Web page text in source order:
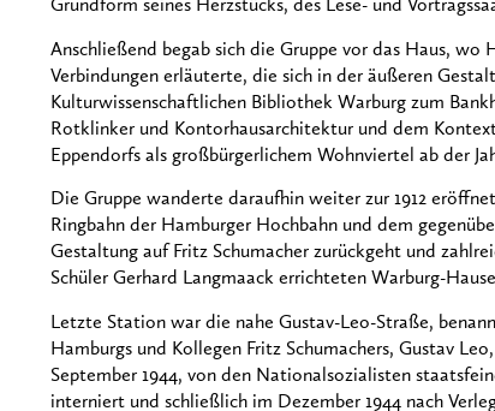
Grundform seines Herzstücks, des Lese- und
Anschließend begab sich die Gruppe vor das Haus, wo
Verbindungen erläuterte, die sich in der äußeren
Kulturwissenschaftlichen Bibliothek Warburg zum
Rotklinker und Kontorhausarchitektur und dem
Eppendorfs als großbürgerlichem Wohnviertel ab der
Die Gruppe wanderte daraufhin weiter zur 1912
Ringbahn der Hamburger Hochbahn und dem
Gestaltung auf Fritz Schumacher zurückgeht und
Schüler Gerhard Langmaack errichteten Warburg-
Letzte Station war die nahe Gustav-Leo-Straße,
Hamburgs und Kollegen Fritz Schumachers, Gustav
September 1944, von den Nationalsozialisten
interniert und schließlich im Dezember 1944 nach